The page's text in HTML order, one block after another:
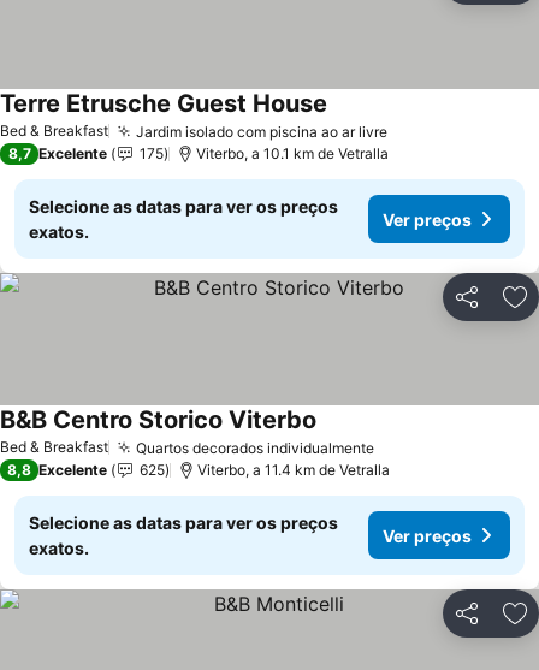
Bed & Breakfast Jardim isolado com piscina ao ar livre
Terre Etrusche Guest House
8,7 Excelente 175 Viterbo, a 10.1 km de Vetralla
Selecione as datas para ver os preços
exatos.
Ver preços
Partilhar
Bed & Breakfast Quartos decorados individualmente
B&B Centro Storico Viterbo
8,8 Excelente 625 Viterbo, a 11.4 km de Vetralla
Selecione as datas para ver os preços
exatos.
Ver preços
Partilhar